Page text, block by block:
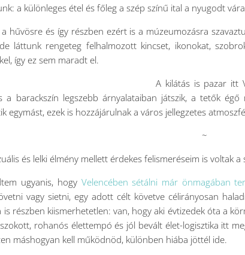
a különleges étel és főleg a szép színű ital a nyugodt
hűvösre és így részben ezért is a múzeumozásra
láttunk rengeteg felhalmozott kincset, ikonokat,
így ez sem maradt el.
A kilátás is pazar itt
a barackszín legszebb árnyalataiban játszik, a tetők
egymást, ezek is hozzájárulnak a város jellegzetes
~
és lelki élmény mellett érdekes felismeréseim is voltak
ugyanis, hogy Velencében sétálni már önmagában
vagy sietni, egy adott célt követve célirányosan
is részben kiismerhetetlen: van, hogy aki évtizedek óta a
rohanós élettempó és jól bevált élet-logisztika itt
máshogyan kell működnöd, különben hiába jöttél ide.